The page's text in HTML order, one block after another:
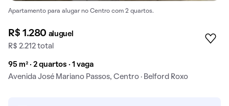
Apartamento para alugar no Centro com 2 quartos.
R$ 1.280 aluguel
R$ 2.212 total
95 m² · 2 quartos · 1 vaga
Avenida José Mariano Passos, Centro · Belford Roxo